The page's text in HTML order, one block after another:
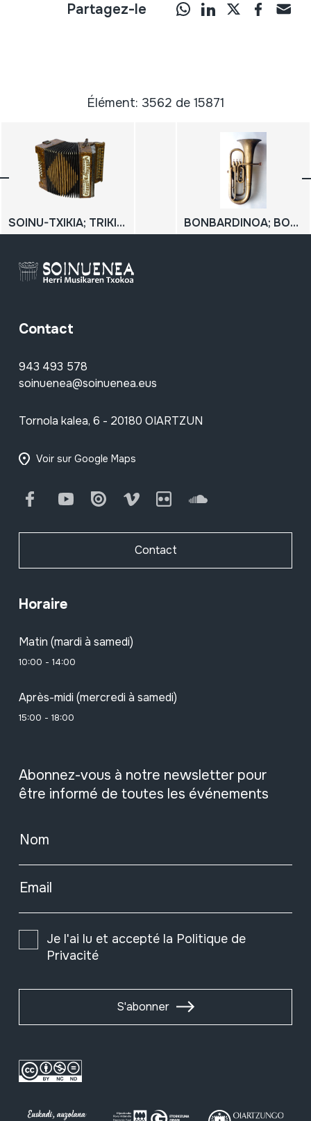
Partagez-le
Élément: 3562 de 15871
SOINU-TXIKIA; TRIKITIXA BONBARDINOA; BOMBARDINO
Contact
943 493 578
soinuenea@soinuenea.eus
Tornola kalea, 6 - 20180 OIARTZUN
Voir sur Google Maps
FacebookYoutube Issuu Vimeo Flickr SoundCloud
Contact
Horaire
Matin (mardi à samedi)
10:00 - 14:00
Après-midi (mercredi à samedi)
15:00 - 18:00
Abonnez-vous à notre newsletter pour
être informé de toutes les événements
Nom
Email
Je l'ai lu et accepté la Politique de
Privacité
S'abonner